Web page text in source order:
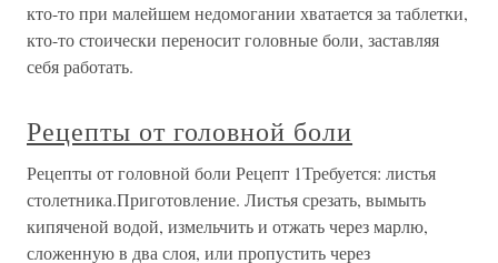
кто-то при малейшем недомогании хватается за таблетки,
кто-то стоически переносит головные боли, заставляя
себя работать.
Рецепты от головной боли
Рецепты от головной боли Рецепт 1Требуется: листья
столетника.Приготовление. Листья срезать, вымыть
кипяченой водой, измельчить и отжать через марлю,
сложенную в два слоя, или пропустить через